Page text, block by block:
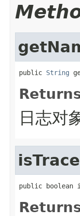
public String
日志对
public boolean